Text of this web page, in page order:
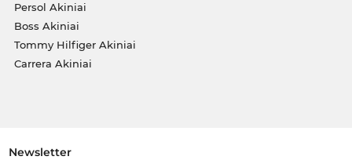
Persol Akiniai
Boss Akiniai
Tommy Hilfiger Akiniai
Carrera Akiniai
Newsletter